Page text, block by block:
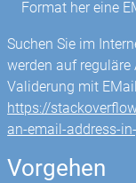
Format her eine
Suchen Sie im
werden auf
Validerung mit
https://
an-email-address-
Vorgehen